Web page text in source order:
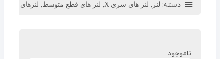
دسته: لنز , لنز های سری X , لنز های قطع متوسط, لنزهای
ناموجود